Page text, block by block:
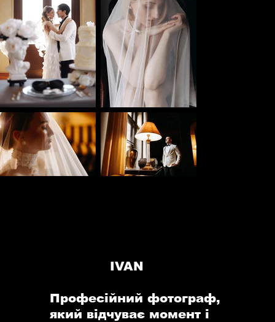
IVAN
Професійний фотограф,
який відчуває момент і